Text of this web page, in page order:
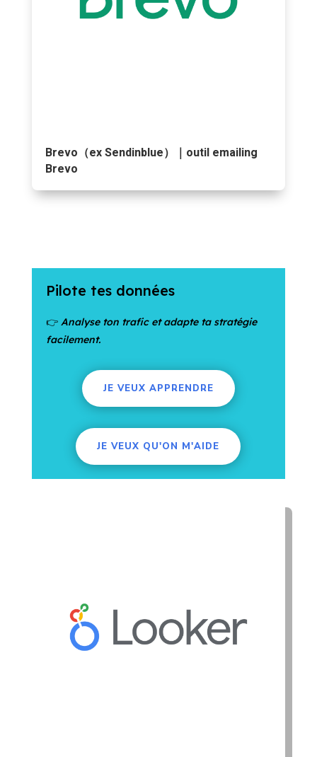
Brevo（ex Sendinblue）｜outil emailing
Brevo
Pilote tes données
👉 Analyse ton trafic et adapte ta stratégie
facilement.
JE VEUX APPRENDRE
JE VEUX QU'ON M'AIDE